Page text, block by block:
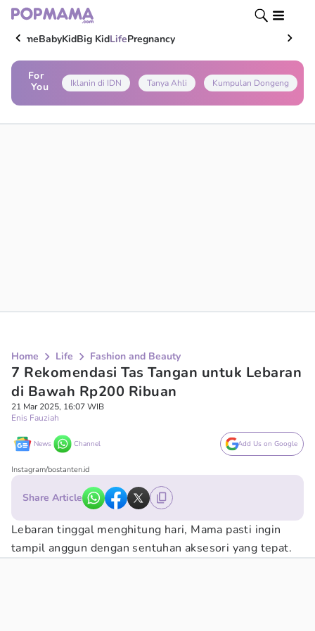
HomeBabyKidBig KidLifePregnancy
For
You
Iklanin di IDN Tanya Ahli Kumpulan Dongeng
Home Life Fashion and Beauty
7 Rekomendasi Tas Tangan untuk Lebaran
di Bawah Rp200 Ribuan
21 Mar 2025, 16:07 WIB
Enis Fauziah
News Channel Add Us on Google
Instagram/bostanten.id
Share Article
Lebaran tinggal menghitung hari, Mama pasti ingin
tampil anggun dengan sentuhan aksesori yang tepat.